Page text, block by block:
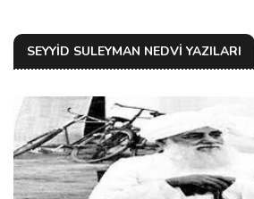
SEYYID SULEYMAN NEDVI YAZILARI